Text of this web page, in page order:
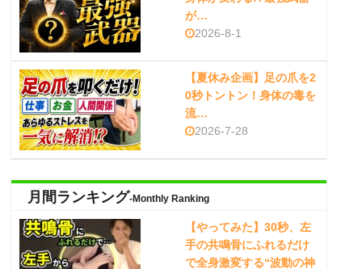
が…
2026-8-1
【夏休み企画】足の爪を2
0秒トントン！身体の毒を
流…
2026-7-28
月間ランキング-Monthly Ranking
【やってみた】30秒、左
手の共鳴骨にふれるだけ
で全身激変する“波動の神